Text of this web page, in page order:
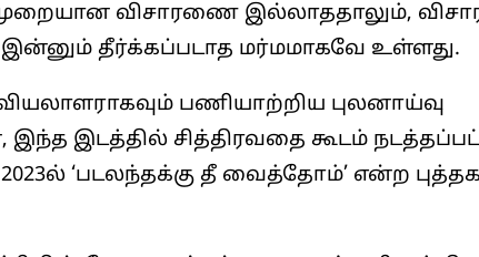
முறையான விசாரணை இல்லாததாலும்,
தீர்க்கப்படாத மர்மமாகவே உள்ளது.
பணியாற்றிய புலனாய்வு
இடத்தில் சித்திரவதை கூடம்
‘படலந்தக்கு தீ வைத்தோம்’ என்ற